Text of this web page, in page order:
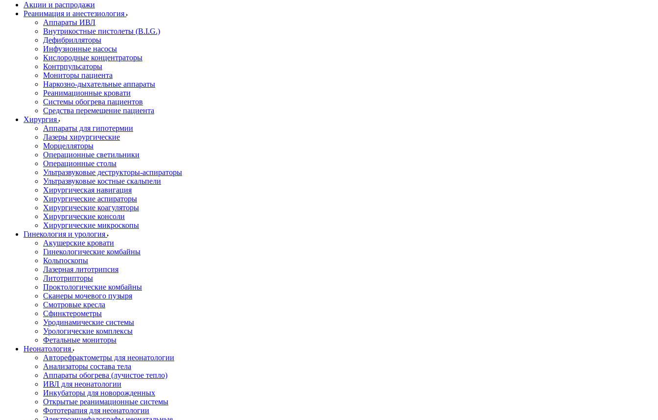
Акции и распродажи
Реанимация и анестезиология
Аппараты ИВЛ
Внутрикостные пистолеты (B.I.G.)
Дефибрилляторы
Инфузионные насосы
Кислородные концентраторы
Контрпульсаторы
Мониторы пациента
Наркозно-дыхательные аппараты
Реанимационные кровати
Системы обогрева пациентов
Средства перемещение пациента
Хирургия
Аппараты для гипотермии
Лазеры хирургические
Морцелляторы
Операционные светильники
Операционные столы
Ультразвуковые деструкторы-аспираторы
Ультразвуковые костные скальпели
Хирургическая навигация
Хирургические аспираторы
Хирургические коагуляторы
Хирургические консоли
Хирургические микроскопы
Гинекология и урология
Акушерские кровати
Гинекологические комбайны
Кольпоскопы
Лазерная литотрипсия
Литотрипторы
Проктологические комбайны
Сканеры мочевого пузыря
Смотровые кресла
Сфинктерометры
Уродинамические системы
Урологические комплексы
Фетальные мониторы
Неонатология
Авторефрактометры для неонатологии
Анализаторы состава тела
Аппараты обогрева (лучистое тепло)
ИВЛ для неонатологии
Инкубаторы для новорожденных
Открытые реанимационные системы
Фототерапия для неонатологии